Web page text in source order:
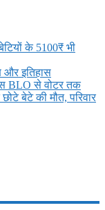
के 5100₹ भी
और इतिहास
BLO से वोटर तक
बेटे की मौत, परिवार